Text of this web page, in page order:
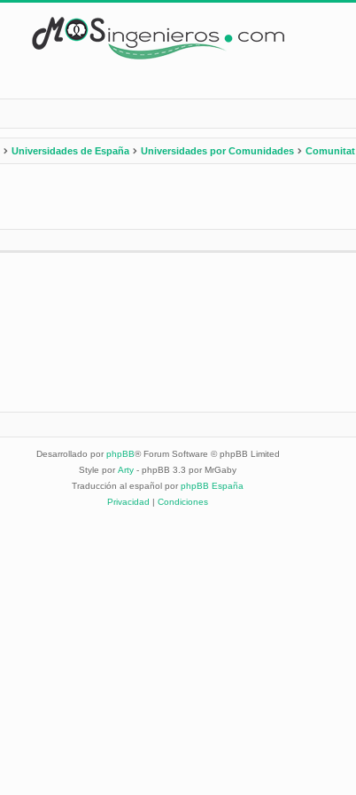
Universidades de España Universidades por Comunidades Comunitat
Desarrollado por phpBB® Forum Software © phpBB Limited
Style por Arty - phpBB 3.3 por MrGaby
Traducción al español por phpBB España
Privacidad | Condiciones